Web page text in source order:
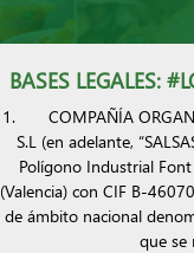
BASES LEGALES:
1. COMPAÑÍA
S.L (en adelante,
Polígono Industrial
(Valencia) con CIF B-
de ámbito nacional
que se